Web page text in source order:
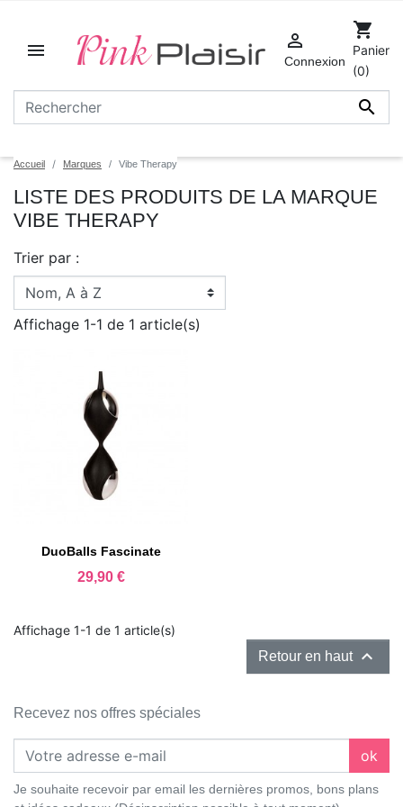



Connexion
shopping_cart
Panier
(0)
Accueil Marques Vibe Therapy
LISTE DES PRODUITS DE LA MARQUE
VIBE THERAPY
Trier par :
Affichage 1-1 de 1 article(s)
DuoBalls Fascinate
Prix
29,90 €
Affichage 1-1 de 1 article(s)
Retour en haut 
Recevez nos offres spéciales
ok
Je souhaite recevoir par email les dernières promos, bons plans